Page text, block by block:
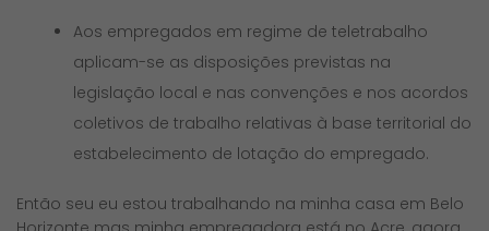
Aos empregados em regime de teletrabalho
aplicam-se as disposições previstas na
legislação local e nas convenções e nos acordos
coletivos de trabalho relativas à base territorial do
estabelecimento de lotação do empregado.
Então seu eu estou trabalhando na minha casa em Belo